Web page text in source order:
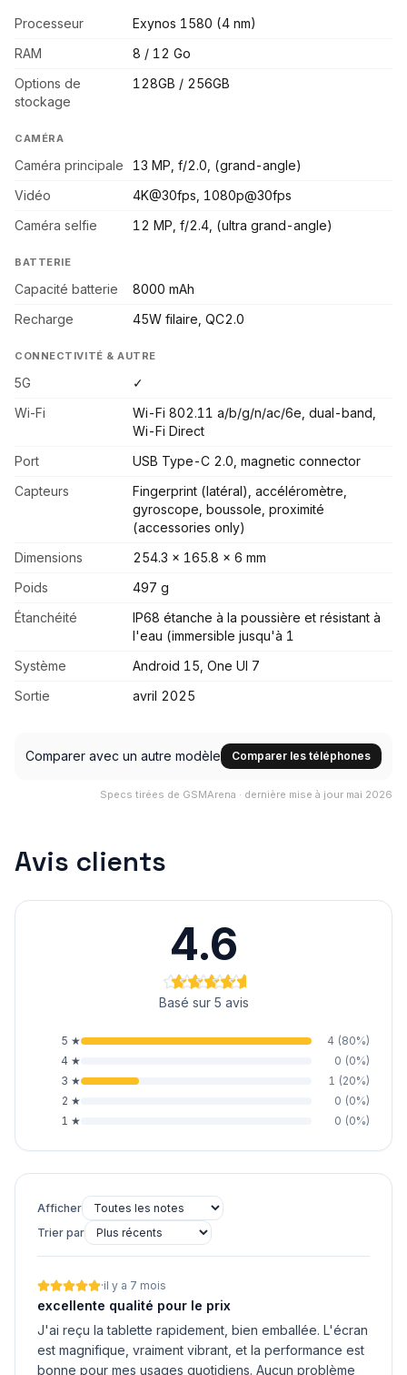
Processeur
Exynos 1580 (4 nm)
RAM
8 / 12 Go
Options de
stockage
128GB / 256GB
CAMÉRA
Caméra principale
13 MP, f/2.0, (grand-angle)
Vidéo
4K@30fps, 1080p@30fps
Caméra selfie
12 MP, f/2.4, (ultra grand-angle)
BATTERIE
Capacité batterie
8000 mAh
Recharge
45W filaire, QC2.0
CONNECTIVITÉ & AUTRE
5G
✓
Wi-Fi
Wi-Fi 802.11 a/b/g/n/ac/6e, dual-band,
Wi-Fi Direct
Port
USB Type-C 2.0, magnetic connector
Capteurs
Fingerprint (latéral), accéléromètre,
gyroscope, boussole, proximité
(accessories only)
Dimensions
254.3 x 165.8 x 6 mm
Poids
497 g
Étanchéité
IP68 étanche à la poussière et résistant à
l'eau (immersible jusqu'à 1
Système
Android 15, One UI 7
Sortie
avril 2025
Comparer avec un autre modèle Comparer les téléphones
Specs tirées de GSMArena · dernière mise à jour mai 2026
Avis clients
4.6
Basé sur 5 avis
5 ★ 4 (80%)
4 ★ 0 (0%)
3 ★ 1 (20%)
2 ★ 0 (0%)
1 ★ 0 (0%)
Afficher
Trier par
·il y a 7 mois
excellente qualité pour le prix
J'ai reçu la tablette rapidement, bien emballée. L'écran
est magnifique, vraiment vibrant, et la performance est
bonne pour mes usages quotidiens. Aucun problème